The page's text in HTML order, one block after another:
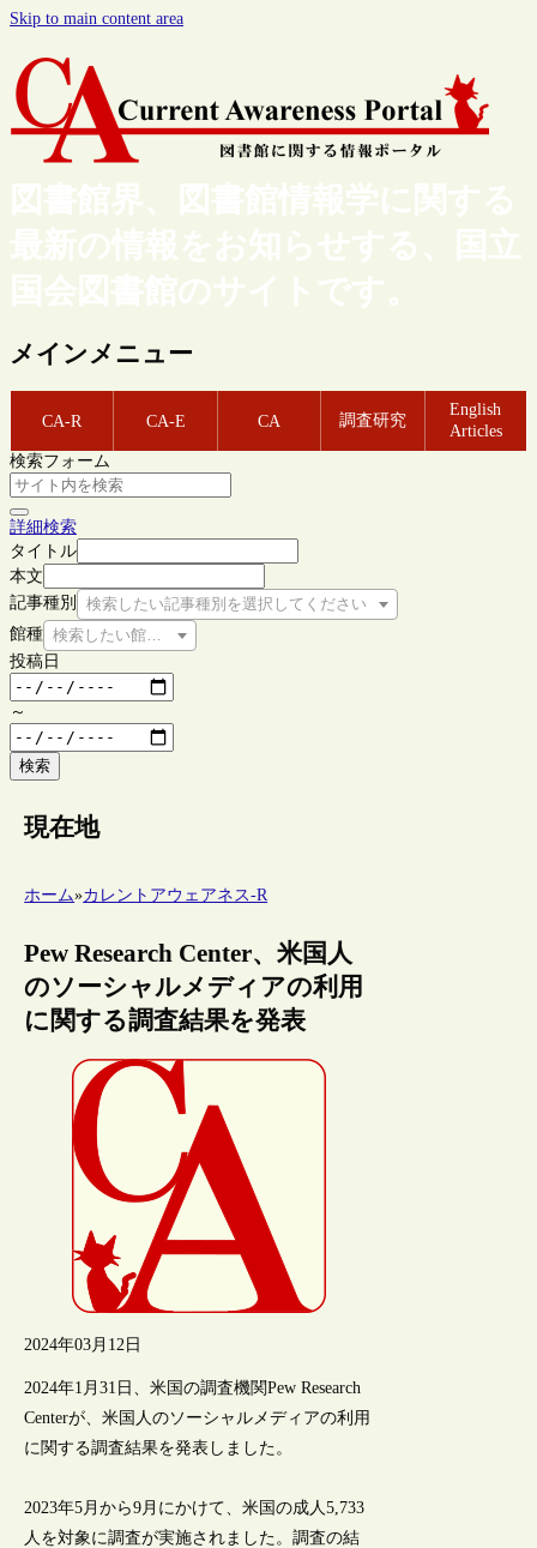
Skip to main content area
図書館界、図書館情報学に関する
最新の情報をお知らせする、国立
国会図書館のサイトです。
メインメニュー
CA-R CA-E CA 調査研究
English
Articles
検索フォーム
詳細検索
タイトル
本文
記事種別
検索したい記事種別を選択してください
館種 検索したい館種を選択してください
投稿日
～
検索
現在地
ホーム»カレントアウェアネス-R
Pew Research Center、米国人
のソーシャルメディアの利用
に関する調査結果を発表
2024年03月12日
2024年1月31日、米国の調査機関Pew Research
Centerが、米国人のソーシャルメディアの利用
に関する調査結果を発表しました。
2023年5月から9月にかけて、米国の成人5,733
人を対象に調査が実施されました。調査の結